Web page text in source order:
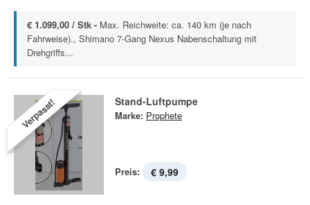
€ 1.099,00 / Stk - Max. Reichweite: ca. 140 km (je nach
Fahrweise)., Shimano 7-Gang Nexus Nabenschaltung mit
Drehgriffs...
Verpasst! Stand-Luftpumpe
Marke: Prophete
Preis: € 9,99